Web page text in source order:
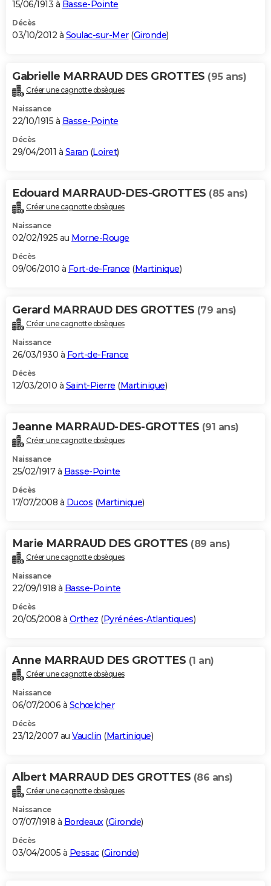
15/06/1913 à Basse-Pointe
Décès
03/10/2012 à Soulac-sur-Mer(Gironde)
Gabrielle MARRAUD DES GROTTES (95 ans)
Créer une cagnotte obsèques
Naissance
22/10/1915 à Basse-Pointe
Décès
29/04/2011 à Saran (Loiret)
Edouard MARRAUD-DES-GROTTES (85 ans)
Créer une cagnotte obsèques
Naissance
02/02/1925 au Morne-Rouge
Décès
09/06/2010 à Fort-de-France (Martinique)
Gerard MARRAUD DES GROTTES (79 ans)
Créer une cagnotte obsèques
Naissance
26/03/1930 à Fort-de-France
Décès
12/03/2010 à Saint-Pierre (Martinique)
Jeanne MARRAUD-DES-GROTTES (91 ans)
Créer une cagnotte obsèques
Naissance
25/02/1917 à Basse-Pointe
Décès
17/07/2008 à Ducos (Martinique)
Marie MARRAUD DES GROTTES (89 ans)
Créer une cagnotte obsèques
Naissance
22/09/1918 à Basse-Pointe
Décès
20/05/2008 à Orthez (Pyrénées-Atlantiques)
Anne MARRAUD DES GROTTES (1 an)
Créer une cagnotte obsèques
Naissance
06/07/2006 à Schœlcher
Décès
23/12/2007 au Vauclin (Martinique)
Albert MARRAUD DES GROTTES (86 ans)
Créer une cagnotte obsèques
Naissance
07/07/1918 à Bordeaux(Gironde)
Décès
03/04/2005 à Pessac(Gironde)